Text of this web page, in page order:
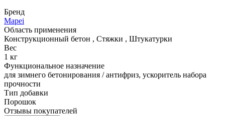
Бренд
Mapei
Область применения
Конструкционный бетон , Стяжки , Штукатурки
Вес
1 кг
Функциональное назначение
для зимнего бетонирования / антифриз, ускоритель набора
прочности
Тип добавки
Порошок
Отзывы покупателей